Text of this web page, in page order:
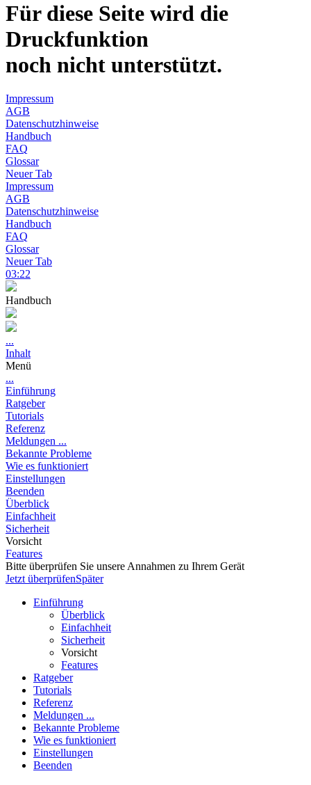
Für diese Seite wird die
Druckfunktion
noch nicht unterstützt.
Impressum
AGB
Datenschutzhinweise
Handbuch
FAQ
Glossar
Neuer Tab
Impressum
AGB
Datenschutzhinweise
Handbuch
FAQ
Glossar
Neuer Tab
03:22
Handbuch
...
Inhalt
Menü
...
Einführung
Ratgeber
Tutorials
Referenz
Meldungen ...
Bekannte Probleme
Wie es funktioniert
Einstellungen
Beenden
Überblick
Einfachheit
Sicherheit
Vorsicht
Features
Bitte überprüfen Sie unsere Annahmen zu Ihrem Gerät
Jetzt überprüfenSpäter
Einführung
Überblick
Einfachheit
Sicherheit
Vorsicht
Features
Ratgeber
Tutorials
Referenz
Meldungen ...
Bekannte Probleme
Wie es funktioniert
Einstellungen
Beenden